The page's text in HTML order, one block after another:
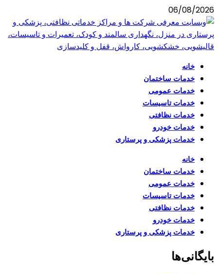
06/08/2026
خانه
خدمات ساختمان
خدمات عمومی
خدمات تاسیسات
خدمات نظافتی
خدمات خودرو
خدمات پزشکی و پرستاری
خانه
خدمات ساختمان
خدمات عمومی
خدمات تاسیسات
خدمات نظافتی
خدمات خودرو
خدمات پزشکی و پرستاری
بایگانی‌ها